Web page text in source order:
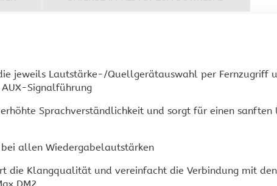
KEF Lautsprecher Netzwerktechnik
MENÜ AUSBLENDEN
jeweils Lautstärke-/Quellgerätauswahl per Fernzugriff
Signalführung
Sprachverständlichkeit und sorgt für einen sanften
allen Wiedergabelautstärken
die Klangqualität und vereinfacht die Verbindung mit